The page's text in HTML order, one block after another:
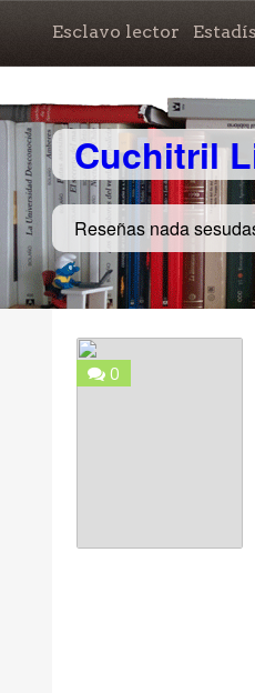
Esclavo lector
Cuchitril
Reseñas nada
0